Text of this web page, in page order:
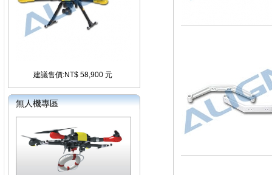
建議售價:NT$ 58,900 元
無人機專區